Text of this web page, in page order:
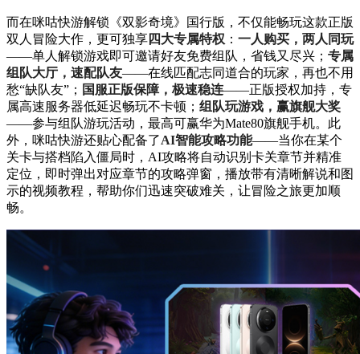
而在咪咕快游解锁《双影奇境》国行版，不仅能畅玩这款正版
双人冒险大作，更可独享四大专属特权 ： 一人购买，两人同玩
——单人解锁游戏即可邀请好友免费组队，省钱又尽兴； 专属
组队大厅，速配队友——在线匹配志同道合的玩家，再也不用
愁“缺队友”； 国服正版保障，极速稳连——正版授权加持，专
属高速服务器低延迟畅玩不卡顿； 组队玩游戏，赢旗舰大奖
——参与组队游玩活动，最高可赢华为Mate80旗舰手机。此
外，咪咕快游还贴心配备了AI智能攻略功能——当你在某个
关卡与搭档陷入僵局时，AI攻略将自动识别卡关章节并精准
定位，即时弹出对应章节的攻略弹窗，播放带有清晰解说和图
示的视频教程，帮助你们迅速突破难关，让冒险之旅更加顺
畅。